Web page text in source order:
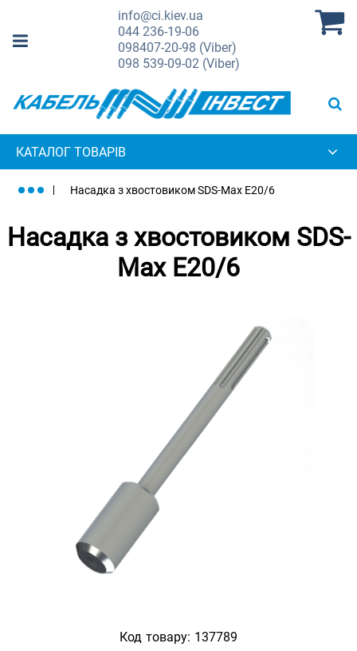
info@ci.kiev.ua
044236-19-06
098407-20-98 (Viber)
098 539-09-02 (Viber)
КАТАЛОГ ТОВАРІВ
Насадка з хвостовиком SDS-Max E20/6
Насадка з хвостовиком SDS-
Max E20/6
Код товару: 137789